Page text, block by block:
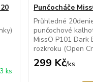
ks
Punčocháče
Průhledné
punčochové
MissO P101 Dark
rozkroku (Open
299 Kč/ks